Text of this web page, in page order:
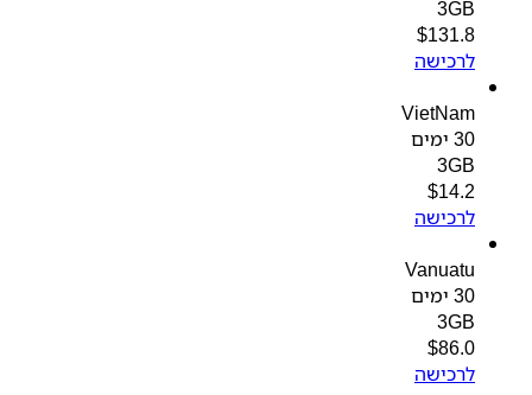
3GB
$131.8
לרכישה
VietNam
3GB
$14.2
לרכישה
Vanuatu
3GB
$86.0
לרכישה